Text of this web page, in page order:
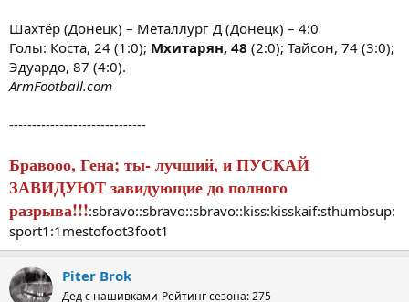
Шахтёр (Донецк) – Металлург Д (Донецк) – 4:0
Голы: Коста, 24 (1:0); Мхитарян, 48 (2:0); Тайсон, 74 (3:0);
Эдуардо, 87 (4:0).
ArmFootball.com
------------------------------
Бравооо, Гена; ты- лучший, и ПУСКАЙ
ЗАВИДУЮТ завидующие до полного
разрыва!!!:sbravo::sbravo::sbravo::kiss:kisskaif:sthumbsup:
sport1:1mestofoot3foot1
Piter Brok
Дед с нашивками Рейтинг сезона: 275